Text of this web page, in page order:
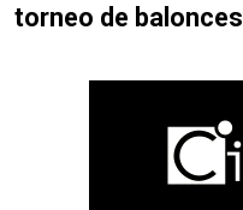
torneo de